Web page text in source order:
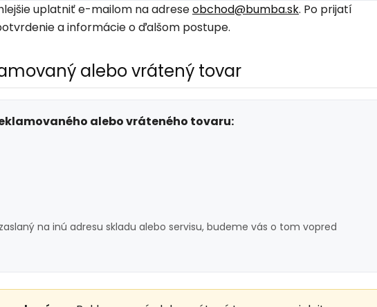
uplatniť e-mailom na adreseobchod@bumba.sk. Po prijatí
a informácie o ďalšom postupe.
alebo vrátený tovar
alebo vráteného tovaru:
na inú adresu skladu alebo servisu, budeme vás o tom vopred